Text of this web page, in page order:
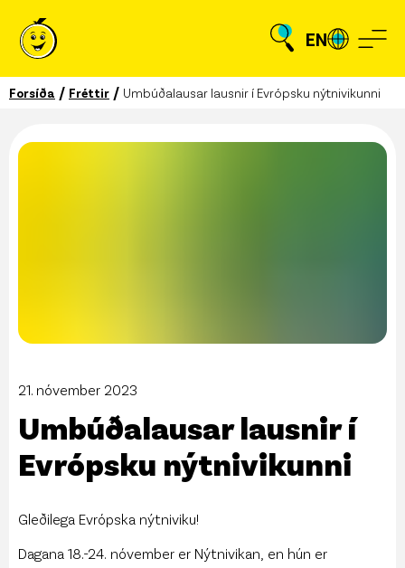
EN
Forsíða / Fréttir / Umbúðalausar lausnir í Evrópsku nýtnivikunni
21. nóvember 2023
Umbúðalausar lausnir í
Evrópsku nýtnivikunni
Gleðilega Evrópska nýtniviku!
Dagana 18.-24. nóvember er Nýtnivikan, en hún er